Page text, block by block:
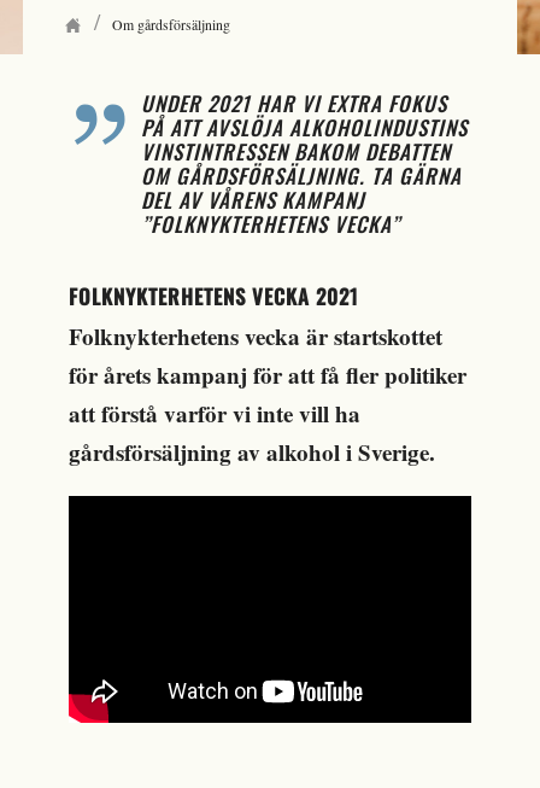
/ Om gårdsförsäljning
UNDER 2021 HAR VI EXTRA FOKUS
PÅ ATT AVSLÖJA ALKOHOLINDUSTINS
VINSTINTRESSEN BAKOM DEBATTEN
OM GÅRDSFÖRSÄLJNING. TA GÄRNA
DEL AV VÅRENS KAMPANJ
”FOLKNYKTERHETENS VECKA”
FOLKNYKTERHETENS VECKA 2021
Folknykterhetens vecka är startskottet
för årets kampanj för att få fler politiker
att förstå varför vi inte vill ha
gårdsförsäljning av alkohol i Sverige.